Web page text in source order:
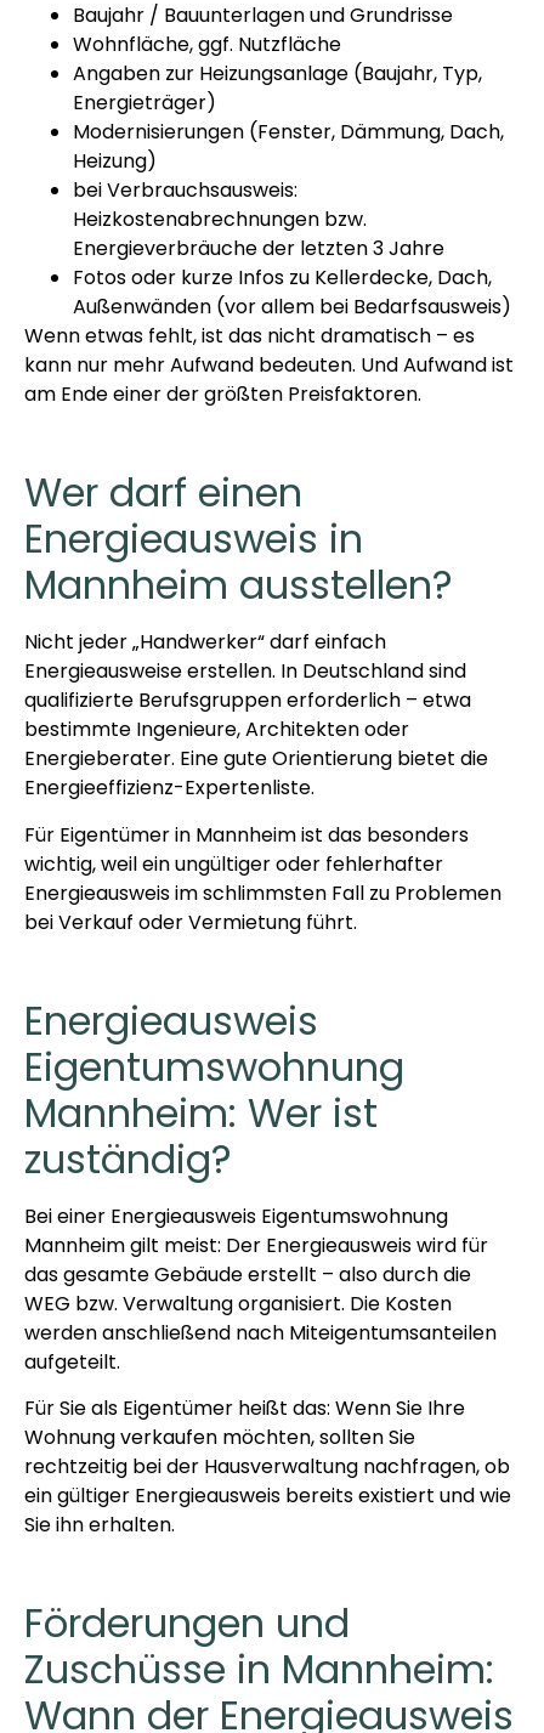
Baujahr / Bauunterlagen und Grundrisse
Wohnfläche, ggf. Nutzfläche
Angaben zur Heizungsanlage (Baujahr, Typ,
Energieträger)
Modernisierungen (Fenster, Dämmung, Dach,
Heizung)
bei Verbrauchsausweis:
Heizkostenabrechnungen bzw.
Energieverbräuche der letzten 3 Jahre
Fotos oder kurze Infos zu Kellerdecke, Dach,
Außenwänden (vor allem bei Bedarfsausweis)
Wenn etwas fehlt, ist das nicht dramatisch – es
kann nur mehr Aufwand bedeuten. Und Aufwand ist
am Ende einer der größten Preisfaktoren.
Wer darf einen
Energieausweis in
Mannheim ausstellen?
Nicht jeder „Handwerker“ darf einfach
Energieausweise erstellen. In Deutschland sind
qualifizierte Berufsgruppen erforderlich – etwa
bestimmte Ingenieure, Architekten oder
Energieberater. Eine gute Orientierung bietet die
Energieeffizienz-Expertenliste.
Für Eigentümer in Mannheim ist das besonders
wichtig, weil ein ungültiger oder fehlerhafter
Energieausweis im schlimmsten Fall zu Problemen
bei Verkauf oder Vermietung führt.
Energieausweis
Eigentumswohnung
Mannheim: Wer ist
zuständig?
Bei einer Energieausweis Eigentumswohnung
Mannheim gilt meist: Der Energieausweis wird für
das gesamte Gebäude erstellt – also durch die
WEG bzw. Verwaltung organisiert. Die Kosten
werden anschließend nach Miteigentumsanteilen
aufgeteilt.
Für Sie als Eigentümer heißt das: Wenn Sie Ihre
Wohnung verkaufen möchten, sollten Sie
rechtzeitig bei der Hausverwaltung nachfragen, ob
ein gültiger Energieausweis bereits existiert und wie
Sie ihn erhalten.
Förderungen und
Zuschüsse in Mannheim:
Wann der Energieausweis